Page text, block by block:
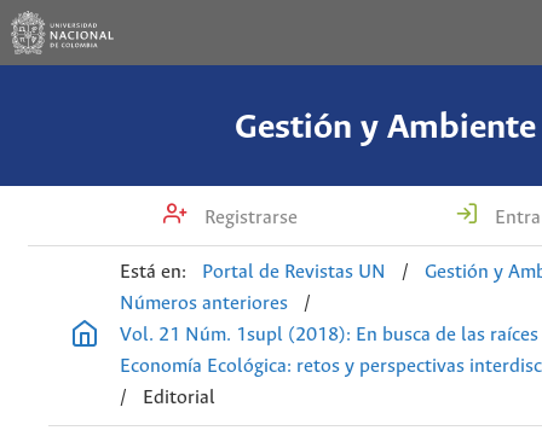
Gestión y Ambiente
Registrarse
Está en: Portal de Revistas UN /
Gestión y
Números anteriores
/
Vol. 21 Núm. 1supl (2018): En busca de las
Economía Ecológica: retos y perspectivas
/
Editorial